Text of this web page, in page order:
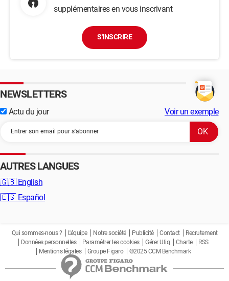
supplémentaires en vous inscrivant
S'INSCRIRE
NEWSLETTERS
Actu du jour Voir un exemple
AUTRES LANGUES
🇬🇧 English
🇪🇸 Español
Qui sommes-nous ? L'équipe Notre société Publicité Contact
Recrutement
Données personnelles
Paramétrer les cookies Gérer Utiq Charte
RSS
Mentions légales
Groupe Figaro ©2025 CCM Benchmark